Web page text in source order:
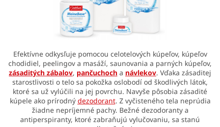
Efektívne odkysľuje pomocou celotelových kúpeľov, kúpeľov
chodidiel, peelingov a masáží, saunovania a parných kúpeľov,
zásaditých zábalov, pančuchoch a návlekov. Vďaka zásaditej
starostlivosti o telo sa pokožka oslobodí od škodlivých látok,
ktoré sa už vylúčili na jej povrchu. Navyše pôsobia zásadité
kúpele ako prírodný dezodorant. Z vyčisteného tela neprúdia
žiadne nepríjemné pachy. Bežné dezodoranty a
antiperspiranty, ktoré zabraňujú vylučovaniu, sa stanú